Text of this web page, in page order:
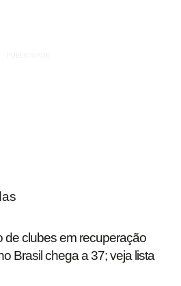
de clubes em recuperação
Brasil chega a 37; veja lista